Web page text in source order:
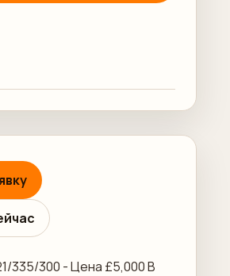
335/300 - Цена £5,000 В